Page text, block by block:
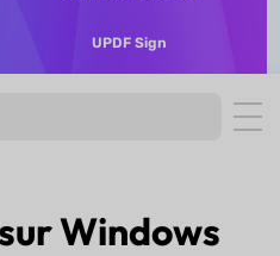
UPDF Sign
Windows